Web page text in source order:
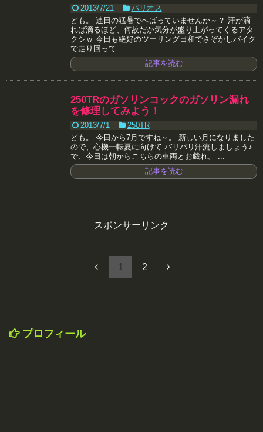
2013/7/21
バリオス
ども。 連日の猛暑でへばっていませんか～？ 汗が滴
れば滴るほど、何故だか気分が盛り上がってくるアタ
クシｗ 今日も絶好のツーリング日和でさぞかしバイク
で走り回って ...
記事を読む
250TRのガソリンコックのガソリン漏れ
を修理してみよう！
2013/7/1
250TR
ども。 今日から7月ですね～。 新しい月になりました
ので、心機一転夏に向けて バリバリ汗流しましょう♪
で、今日は朝からこちらの車両とお戯れ。 ...
記事を読む
スポンサーリンク
1 2
プロフィール